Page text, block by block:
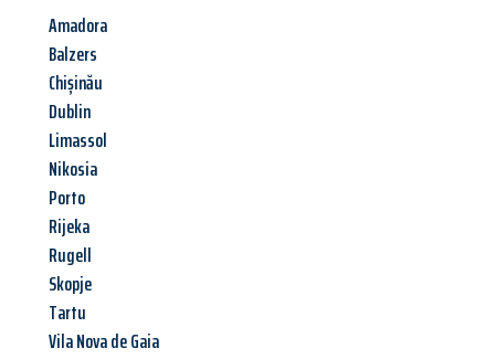
Amadora
Balzers
Chișinău
Dublin
Limassol
Nikosia
Porto
Rijeka
Rugell
Skopje
Tartu
Vila Nova de Gaia